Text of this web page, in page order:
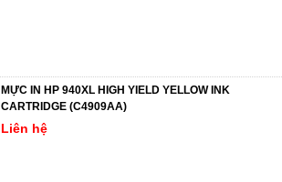
MỰC IN HP 940XL HIGH YIELD YELLOW INK
CARTRIDGE (C4909AA)
Liên hệ